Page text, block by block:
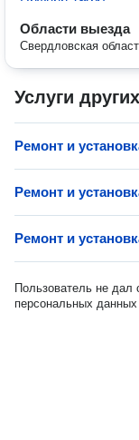
Области выезда
Свердловская
Услуги
Ремонт и
Ремонт и
Ремонт и
Пользователь не дал
персональных данных